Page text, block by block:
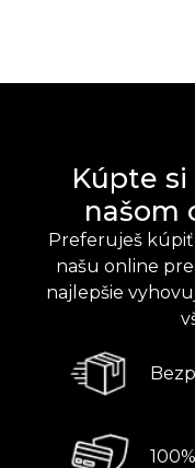
Kúpte si
našom
Preferuješ kúpiť
našu online
najlepšie